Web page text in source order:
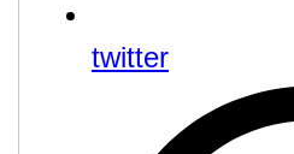
twitter